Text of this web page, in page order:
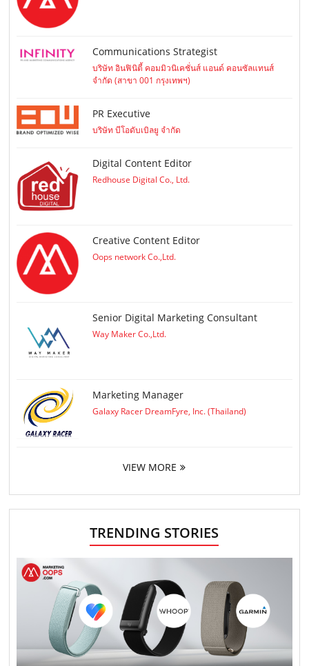
Communications Strategist
บริษัท อินฟินิตี้ คอมมิวนิเคชั่นส์ แอนด์ คอนซัลแทนส์
จำกัด (สาขา 001 กรุงเทพฯ)
PR Executive
บริษัท บีโอดับเบิลยู จำกัด
Digital Content Editor
Redhouse Digital Co., Ltd.
Creative Content Editor
Oops network Co.,Ltd.
Senior Digital Marketing Consultant
Way Maker Co.,Ltd.
Marketing Manager
Galaxy Racer DreamFyre, Inc. (Thailand)
VIEW MORE
TRENDING STORIES